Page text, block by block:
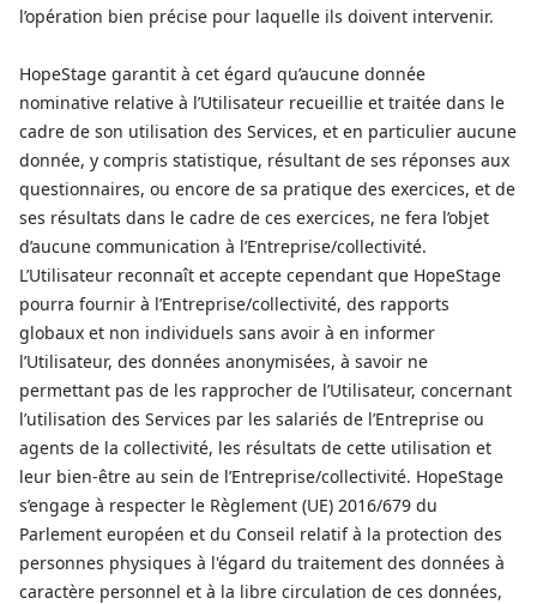
l’opération bien précise pour laquelle ils doivent intervenir.
HopeStage garantit à cet égard qu’aucune donnée
nominative relative à l’Utilisateur recueillie et traitée dans le
cadre de son utilisation des Services, et en particulier aucune
donnée, y compris statistique, résultant de ses réponses aux
questionnaires, ou encore de sa pratique des exercices, et de
ses résultats dans le cadre de ces exercices, ne fera l’objet
d’aucune communication à l’Entreprise/collectivité.
L’Utilisateur reconnaît et accepte cependant que HopeStage
pourra fournir à l’Entreprise/collectivité, des rapports
globaux et non individuels sans avoir à en informer
l’Utilisateur, des données anonymisées, à savoir ne
permettant pas de les rapprocher de l’Utilisateur, concernant
l’utilisation des Services par les salariés de l’Entreprise ou
agents de la collectivité, les résultats de cette utilisation et
leur bien-être au sein de l’Entreprise/collectivité. HopeStage
s’engage à respecter le Règlement (UE) 2016/679 du
Parlement européen et du Conseil relatif à la protection des
personnes physiques à l'égard du traitement des données à
caractère personnel et à la libre circulation de ces données,